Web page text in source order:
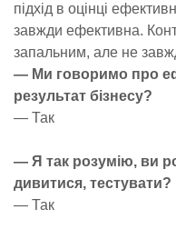
підхід в оцінці
завжди ефективна.
запальним, але не
— Ми говоримо про
результат бізнесу?
— Так
— Я так розумію, ви
дивитися, тестувати?
— Так